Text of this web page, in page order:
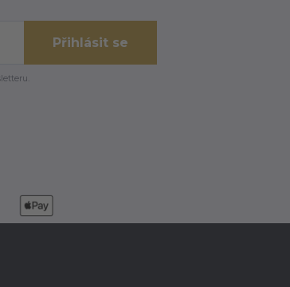
Přihlásit se